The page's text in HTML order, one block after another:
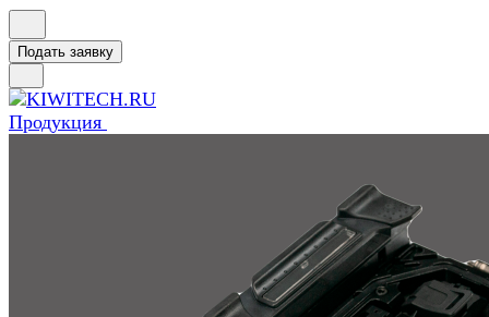
Подать заявку
Продукция